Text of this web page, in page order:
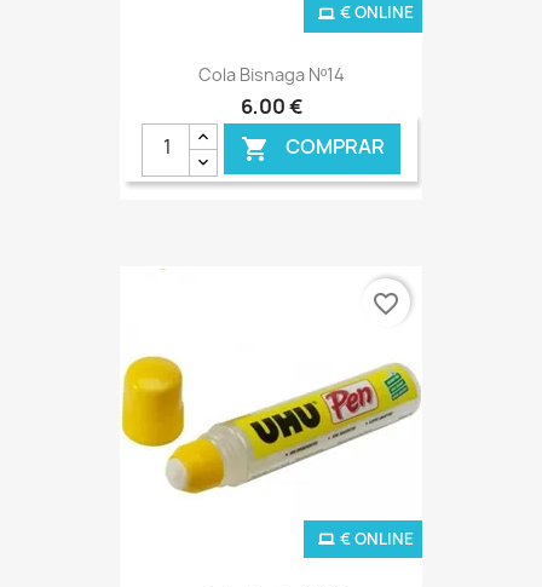
Cola Bisnaga Nº14
6,00 €
 COMPRAR
€ ONLINE
€ ONLINE
favorite_border